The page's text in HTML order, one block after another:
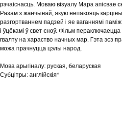
рэчаіснасць. Моваю візуалу Мара апісвае
Разам з жанчынай, якую непакояць
разгортваннем падзей і яе ваганнямі
і ўцёкамі ў свет сноў. Фільм
гвалту на хараство начных мар. Гэта эсэ
можа прачнуцца цэлы народ.
Мова арыгіналу: руская, беларуская
Субцітры: англійскія*